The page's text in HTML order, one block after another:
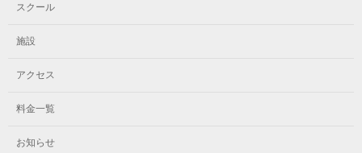
スクール
施設
アクセス
料金一覧
お知らせ